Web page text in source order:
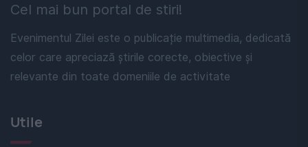
Cel mai bun portal de stiri!
Evenimentul Zilei este o publicație multimedia, dedicată
celor care apreciază știrile corecte, obiective și
relevante din toate domeniile de activitate
Utile